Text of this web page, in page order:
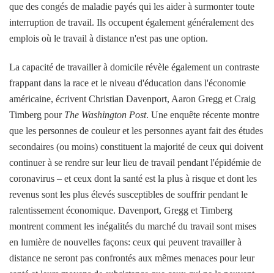
que des congés de maladie payés qui les aider à surmonter toute
interruption de travail. Ils occupent également généralement des
emplois où le travail à distance n'est pas une option.
La capacité de travailler à domicile révèle également un contraste
frappant dans la race et le niveau d'éducation dans l'économie
américaine, écrivent Christian Davenport, Aaron Gregg et Craig
Timberg pour The Washington Post. Une enquête récente montre
que les personnes de couleur et les personnes ayant fait des études
secondaires (ou moins) constituent la majorité de ceux qui doivent
continuer à se rendre sur leur lieu de travail pendant l'épidémie de
coronavirus – et ceux dont la santé est la plus à risque et dont les
revenus sont les plus élevés susceptibles de souffrir pendant le
ralentissement économique. Davenport, Gregg et Timberg
montrent comment les inégalités du marché du travail sont mises
en lumière de nouvelles façons: ceux qui peuvent travailler à
distance ne seront pas confrontés aux mêmes menaces pour leur